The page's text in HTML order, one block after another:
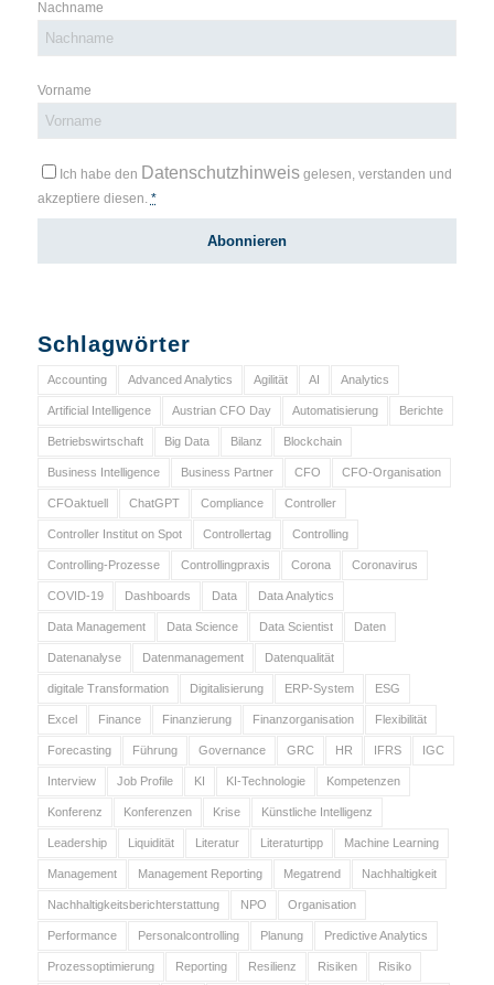
Nachname
Vorname
Ich habe den Datenschutzhinweisgelesen, verstanden und
akzeptiere diesen. *
Schlagwörter
Accounting Advanced Analytics Agilität AI Analytics
Artificial Intelligence Austrian CFO Day Automatisierung Berichte
Betriebswirtschaft Big Data Bilanz Blockchain
Business Intelligence Business Partner CFO CFO-Organisation
CFOaktuell ChatGPT Compliance Controller
Controller Institut on Spot Controllertag Controlling
Controlling-Prozesse Controllingpraxis Corona Coronavirus
COVID-19 Dashboards Data Data Analytics
Data Management Data Science Data Scientist Daten
Datenanalyse Datenmanagement Datenqualität
digitale Transformation Digitalisierung ERP-System ESG
Excel Finance Finanzierung Finanzorganisation Flexibilität
Forecasting Führung Governance GRC HR IFRS IGC
Interview Job Profile KI KI-Technologie Kompetenzen
Konferenz Konferenzen Krise Künstliche Intelligenz
Leadership Liquidität Literatur Literaturtipp Machine Learning
Management Management Reporting Megatrend Nachhaltigkeit
Nachhaltigkeitsberichterstattung NPO Organisation
Performance Personalcontrolling Planung Predictive Analytics
Prozessoptimierung Reporting Resilienz Risiken Risiko